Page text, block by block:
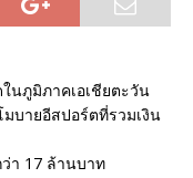
นภูมิภาคเอเชียตะวัน
บายอีสปอร์ตที่รวมเงิน
า 17 ล้านบาท